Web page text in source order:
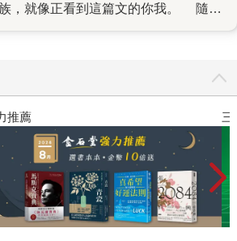
就像正看到這篇文的你我。 隨著
球各地，許多人或許想成為約翰而深
沒頭緒；也或許因此發覺，其實，自
出什麼是「自己想要的人生」；更或
了一份動力改變，於是依舊卡在充滿
把工作
⋯⋯總有一天能把事情做完，到時就解
翰寫給要上路
何一步步思考、找到人生意義？我是
是什麼樣子的？要怎麼做出生活中真
三采童書滿額送防水袋